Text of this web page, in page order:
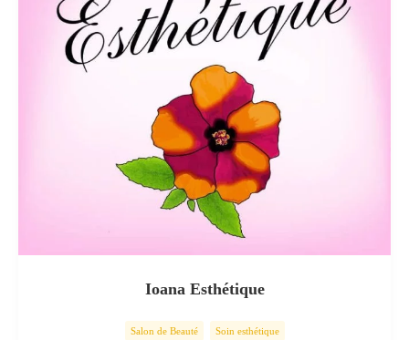
Ioana Esthétique
Salon de Beauté Soin esthétique